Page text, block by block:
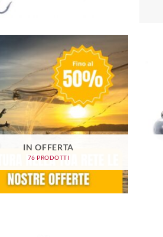
IN OFFERTA
76 PRODOTTI